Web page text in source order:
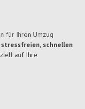
für Ihren Umzug
stressfreien, schnellen
auf Ihre